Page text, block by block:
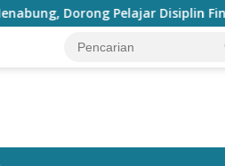
Pelajar Disiplin Finansial sejak dini